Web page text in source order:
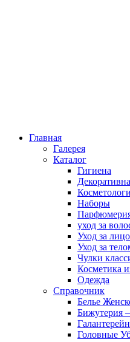
Главная
Галерея
Каталог
Гигиена
Наборы
уход за
Уход за
Уход за
Чулки
Косметика
Одежда
Справочник
Белье
Бижутерия
Головные